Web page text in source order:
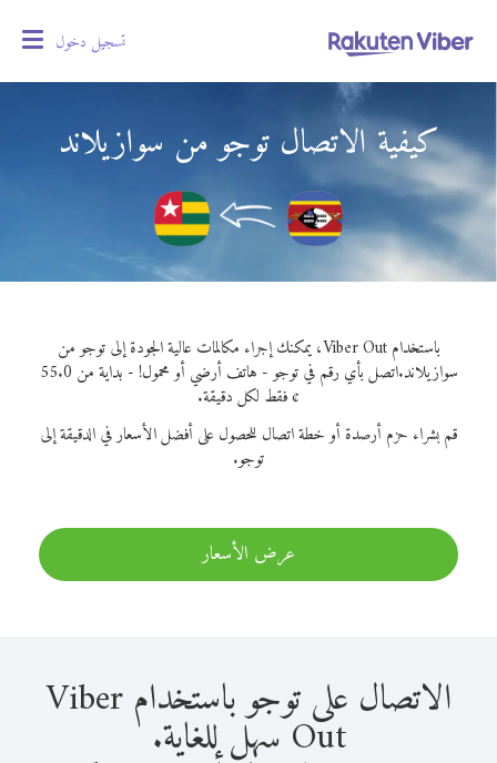
تسجيل دخول
كيفية الاتصال توجو من سوازيلاند
باستخدام Viber Out، يمكنك إجراء مكالمات عالية الجودة إلى توجو من
سوازيلاند.
اتصل بأي رقم في توجو - هاتف أرضي أو محمول! - بداية من 55.0
¢ فقط لكل دقيقة.
قم بشراء حزم أرصدة أو خطة اتصال للحصول على أفضل الأسعار في الدقيقة إلى
توجو.
عرض الأسعار
الاتصال على توجو باستخدام Viber
Out سهل للغاية.